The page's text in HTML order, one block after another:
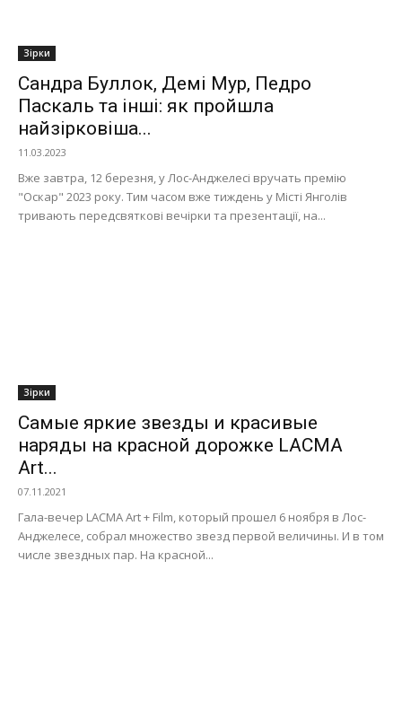
Зірки
Сандра Буллок, Демі Мур, Педро
Паскаль та інші: як пройшла
найзірковіша...
11.03.2023
Вже завтра, 12 березня, у Лос-Анджелесі вручать премію
"Оскар" 2023 року. Тим часом вже тиждень у Місті Янголів
тривають передсвяткові вечірки та презентації, на...
Зірки
Самые яркие звезды и красивые
наряды на красной дорожке LACMA
Art...
07.11.2021
Гала-вечер LACMA Art + Film, который прошел 6 ноября в Лос-
Анджелесе, собрал множество звезд первой величины. И в том
числе звездных пар. На красной...